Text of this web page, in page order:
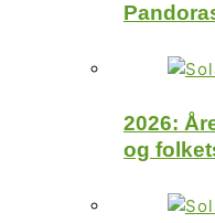
2026:
og